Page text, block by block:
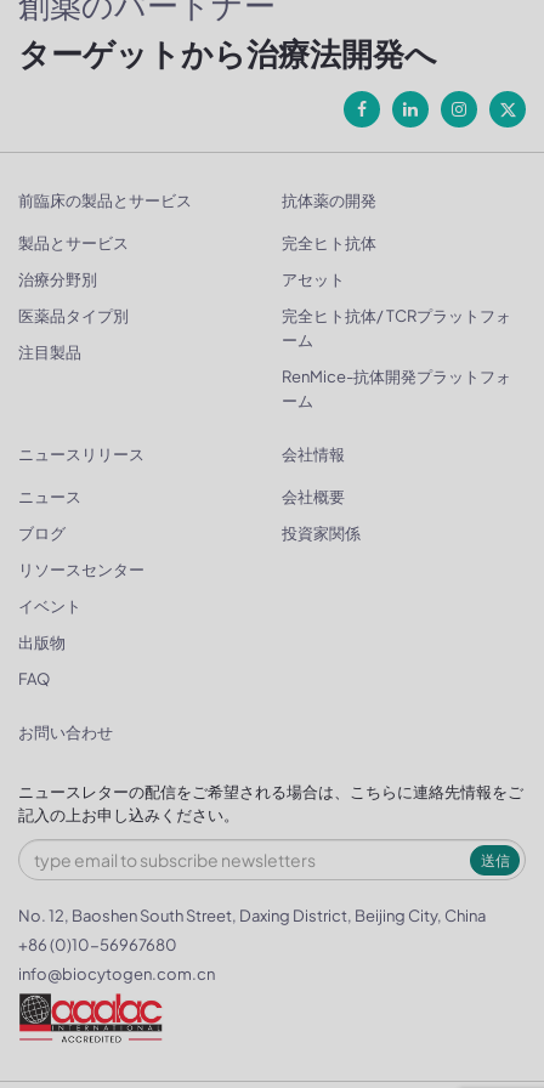
ターゲットから治療法開発へ
前臨床の製品とサービス
製品とサービス
治療分野別
医薬品タイプ別
注目製品
抗体薬の開発
完全ヒト抗体
アセット
完全ヒト抗体/ TCRプラットフォ
ーム
RenMice-抗体開発プラットフォ
ーム
ニュースリリース
ニュース
ブログ
リソースセンター
イベント
出版物
FAQ
会社情報
会社概要
投資家関係
お問い合わせ
ニュースレターの配信をご希望される場合は、こちらに連絡先情報をご
記入の上お申し込みください。
送信
No. 12, Baoshen South Street, Daxing District, Beijing City, China
+86 (0)10-56967680
info@biocytogen.com.cn